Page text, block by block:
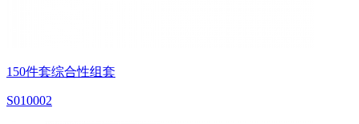
150件套综合性组套
S010002